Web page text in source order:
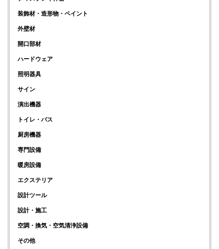
装飾材・造形物・ペイント
外壁材
開口部材
ハードウェア
照明器具
サイン
演出機器
トイレ・バス
厨房機器
専門設備
暖房設備
エクステリア
設計ツール
設計・施工
空調・換気・空気清浄設備
その他